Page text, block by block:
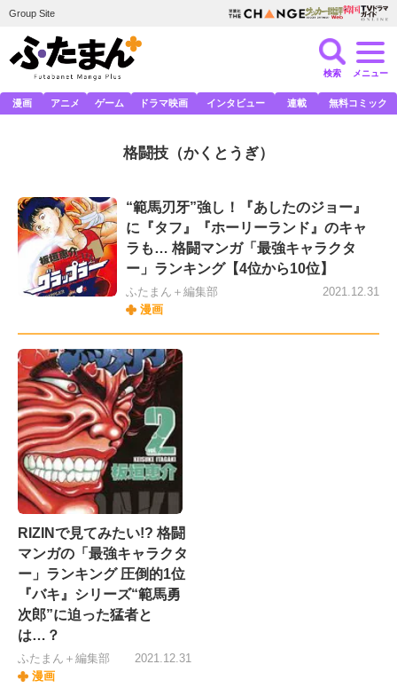
Group Site
検索 メニュー
漫画 アニメ ゲーム ドラマ映画 インタビュー 連載 無料コミック
格闘技 （かくとうぎ）
“範馬刃牙”強し！『あしたのジョー』
に『タフ』『ホーリーランド』のキャ
ラも… 格闘マンガ「最強キャラクタ
ー」ランキング【4位から10位】
ふたまん＋編集部
漫画
2021.12.31
RIZINで見てみたい!? 格闘
マンガの「最強キャラクタ
ー」ランキング 圧倒的1位
『バキ』シリーズ“範馬勇
次郎”に迫った猛者と
は…？
ふたまん＋編集部
漫画
2021.12.31